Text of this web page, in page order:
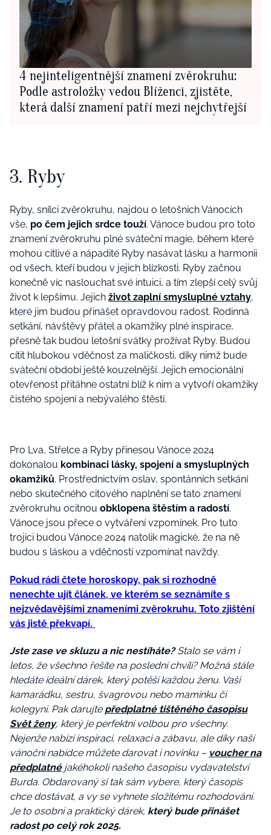
4 nejinteligentnější znamení zvěrokruhu:
Podle astroložky vedou Blíženci, zjistěte,
která další znamení patří mezi nejchytřejší
3. Ryby
Ryby, snílci zvěrokruhu, najdou o letošních Vánocích
vše, po čem jejich srdce touží. Vánoce budou pro toto
znamení zvěrokruhu plné sváteční magie, během které
mohou citlivé a nápadité Ryby nasávat lásku a harmonii
od všech, kteří budou v jejich blízkosti. Ryby začnou
konečně víc naslouchat své intuici, a tím zlepší celý svůj
život k lepšímu. Jejich život zaplní smysluplné vztahy,
které jim budou přinášet opravdovou radost. Rodinná
setkání, návštěvy přátel a okamžiky plné inspirace,
přesně tak budou letošní svátky prožívat Ryby. Budou
cítit hlubokou vděčnost za maličkosti, díky nimž bude
sváteční období ještě kouzelnější. Jejich emocionální
otevřenost přitáhne ostatní blíž k nim a vytvoří okamžiky
čistého spojení a nebývalého štěstí.
Pro Lva, Střelce a Ryby přinesou Vánoce 2024
dokonalou kombinaci lásky, spojení a smysluplných
okamžiků. Prostřednictvím oslav, spontánních setkání
nebo skutečného citového naplnění se tato znamení
zvěrokruhu ocitnou obklopena štěstím a radostí.
Vánoce jsou přece o vytváření vzpomínek. Pro tuto
trojici budou Vánoce 2024 natolik magické, že na ně
budou s láskou a vděčností vzpomínat navždy.
Pokud rádi čtete horoskopy, pak si rozhodně
nenechte ujít článek, ve kterém se seznámíte s
nejzvědavějšími znameními zvěrokruhu. Toto zjištění
vás jistě překvapí.
Jste zase ve skluzu a nic nestíháte?Stalo se vám i
letos, že všechno řešíte na poslední chvíli? Možná stále
hledáte ideální dárek, který potěší každou ženu. Vaši
kamarádku, sestru, švagrovou nebo maminku či
kolegyni. Pak darujte předplatné tištěného časopisu
Svět ženy, který je perfektní volbou pro všechny.
Nejenže nabízí inspiraci, relaxaci a zábavu, ale díky naší
vánoční nabídce můžete darovat i novinku – voucher na
předplatnéjakéhokoli našeho časopisu vydavatelství
Burda. Obdarovaný si tak sám vybere, který časopis
chce dostávat, a vy se vyhnete složitému rozhodování.
Je to osobní a praktický dárek, který bude přinášet
radost po celý rok 2025.